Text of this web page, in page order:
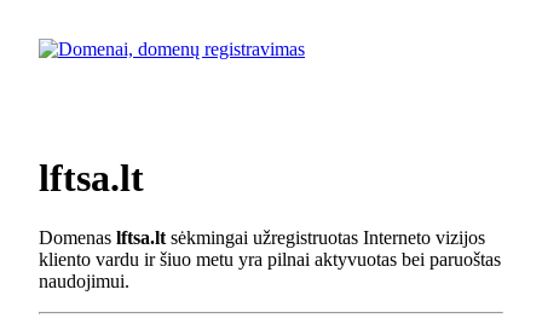
lftsa.lt
Domenas lftsa.lt sėkmingai užregistruotas Interneto vizijos
kliento vardu ir šiuo metu yra pilnai aktyvuotas bei paruoštas
naudojimui.